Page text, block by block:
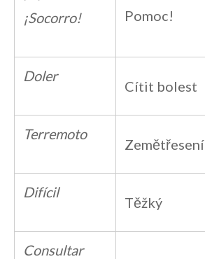
¡Socorro!
Pomoc!
Doler
Cítit bolest
Terremoto
Zemětřesení
Difícil
Těžký
Consultar